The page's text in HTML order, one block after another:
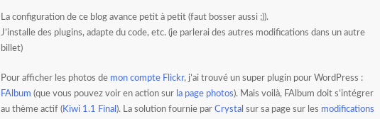
La configuration de ce blog avance petit à petit (faut bosser aussi ;)).
J’installe des plugins, adapte du code, etc. (je parlerai des autres modifications dans un autre
billet)
Pour afficher les photos de mon compte Flickr, j’ai trouvé un super plugin pour WordPress :
FAlbum (que vous pouvez voir en action sur la page photos). Mais voilà, FAlbum doit s’intégrer
au thème actif (Kiwi 1.1 Final ). La solution fournie par Crystal sur sa page sur les modifications